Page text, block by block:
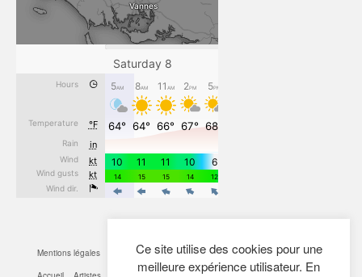
Mentions légales Cookies Confidentialité Plan du site
Contact
Ce site utilise des cookies pour une
meilleure expérience utilisateur. En